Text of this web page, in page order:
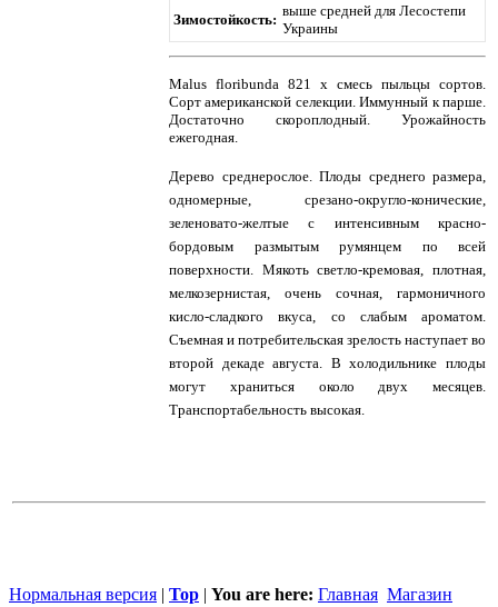
Зимостойкость:
выше средней для Лесостепи
Украины
Malus floribunda 821 х смесь пыльцы сортов.
Сорт американской селекции. Иммунный к парше.
Достаточно скороплодный. Урожайность
ежегодная.
Дерево среднерослое. Плоды среднего размера,
одномерные, срезано-округло-конические,
зеленовато-желтые с интенсивным красно-
бордовым размытым румянцем по всей
поверхности. Мякоть светло-кремовая, плотная,
мелкозернистая, очень сочная, гармоничного
кисло-сладкого вкуса, со слабым ароматом.
Съемная и потребительская зрелость наступает во
второй декаде августа. В холодильнике плоды
могут храниться около двух месяцев.
Транспортабельность высокая.
Нормальная версия | Top | You are here: Главная Магазин